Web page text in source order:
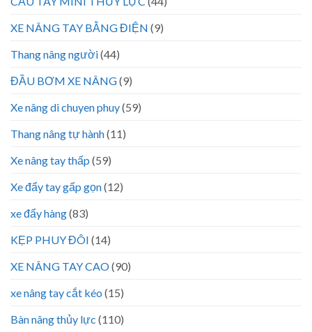
XE NÂNG TAY BẰNG ĐIỆN (9)
Thang nâng người(44)
ĐẦU BƠM XE NÂNG(9)
Xe nâng di chuyen phuy(59)
Thang nâng tự hành(11)
Xe nâng tay thấp (59)
Xe đẩy tay gấp gọn(12)
xe đẩy hàng(83)
KẸP PHUY ĐÔI (14)
XE NÂNG TAY CAO(90)
xe nâng tay cắt kéo (15)
Bàn nâng thủy lực (110)